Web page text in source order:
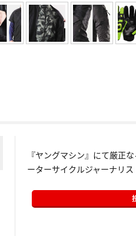
『ヤングマシン』にて厳正
ーターサイクルジャーナリス